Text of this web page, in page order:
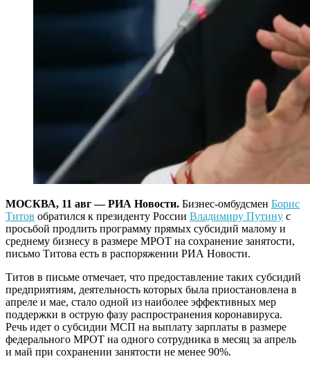
МОСКВА, 11 авг — РИА Новости. Бизнес-омбудсмен Борис
Титов обратился к президенту России Владимиру Путину с
просьбой продлить программу прямых субсидий малому и
среднему бизнесу в размере МРОТ на сохранение занятости,
письмо Титова есть в распоряжении РИА Новости.
Титов в письме отмечает, что предоставление таких субсидий
предприятиям, деятельность которых была приостановлена в
апреле и мае, стало одной из наиболее эффективных мер
поддержки в острую фазу распространения коронавируса.
Речь идет о субсидии МСП на выплату зарплаты в размере
федерального МРОТ на одного сотрудника в месяц за апрель
и май при сохранении занятости не менее 90%.